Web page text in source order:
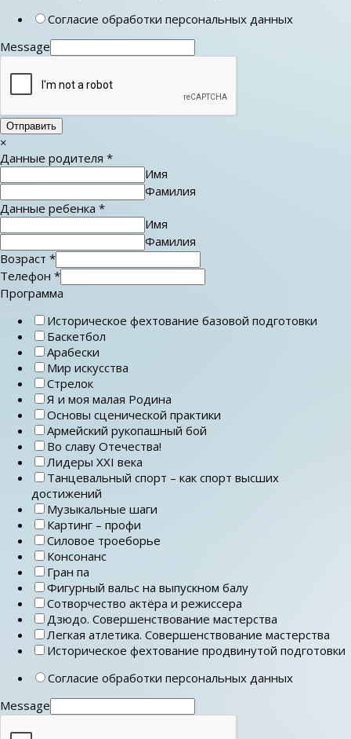
Согласие обработки персональных данных
Message
Отправить
×
Данные родителя *
Имя
Фамилия
Данные ребенка *
Имя
Фамилия
Возраст *
Телефон *
Программа
Историческое фехтование базовой подготовки
Баскетбол
Арабески
Мир искусства
Стрелок
Я и моя малая Родина
Основы сценической практики
Армейский рукопашный бой
Во славу Отечества!
Лидеры ХХI века
Танцевальный спорт – как спорт высших
достижений
Музыкальные шаги
Картинг – профи
Силовое троеборье
Консонанс
Гран па
Фигурный вальс на выпускном балу
Сотворчество актёра и режиссера
Дзюдо. Совершенствование мастерства
Легкая атлетика. Совершенствование мастерства
Историческое фехтование продвинутой подготовки
Согласие обработки персональных данных
Message